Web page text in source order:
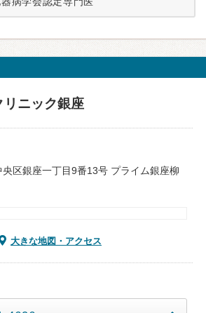
リニック銀座
区銀座一丁目9番13号 プライム銀座柳
大きな地図・アクセス